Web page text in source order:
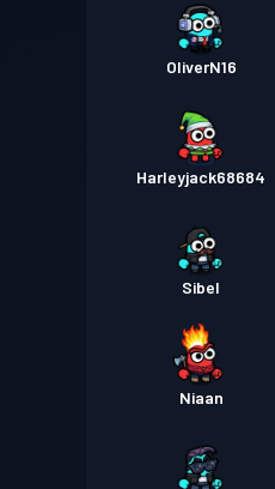
OliverN16
Harleyjack68684
Sibel
Niaan